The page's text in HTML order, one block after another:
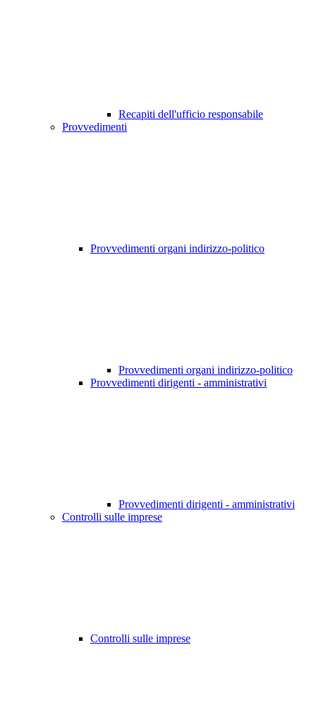
Recapiti dell'ufficio responsabile
Provvedimenti
Provvedimenti organi indirizzo-politico
Provvedimenti organi indirizzo-politico
Provvedimenti dirigenti - amministrativi
Provvedimenti dirigenti - amministrativi
Controlli sulle imprese
Controlli sulle imprese